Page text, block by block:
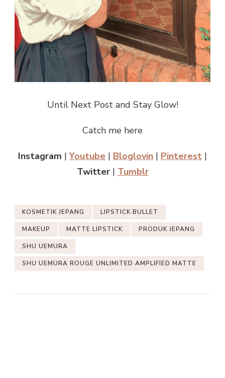
Until Next Post and Stay Glow!
Catch me here
Instagram |Youtube | Bloglovin | Pinterest |
Twitter | Tumblr
KOSMETIK JEPANG LIPSTICK BULLET
MAKEUP MATTE LIPSTICK PRODUK JEPANG
SHU UEMURA
SHU UEMURA ROUGE UNLIMITED AMPLIFIED MATTE